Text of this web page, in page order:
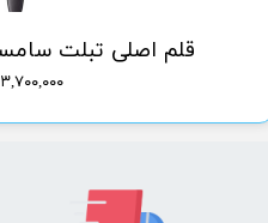
۳,۷۰۰,۰۰۰ تومان